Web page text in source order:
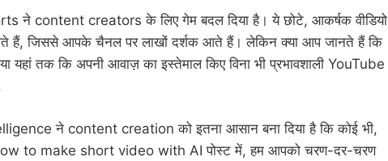
ने content creators के लिए गेम बदल दिया है। ये छोटे, आकर्षक वीडियो
हैं, जिससे आपके चैनल पर लाखों दर्शक आते हैं। लेकिन क्या आप जानते हैं कि
तक कि अपनी आवाज़ का इस्तेमाल किए विना भी प्रभावशाली YouTube
ने content creation को इतना आसान बना दिया है कि कोई भी,
to make short video with AI पोस्ट में, हम आपको चरण-दर-चरण